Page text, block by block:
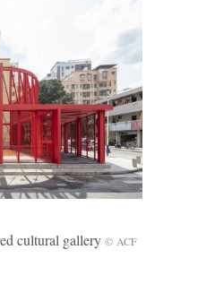
cultural gallery © ACF